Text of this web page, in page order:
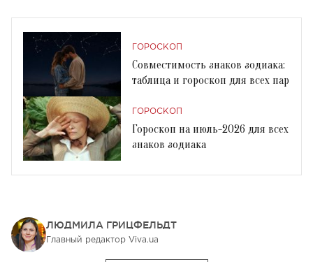
ГОРОСКОП
Совместимость знаков зодиака:
таблица и гороскоп для всех пар
ГОРОСКОП
Гороскоп на июль-2026 для всех
знаков зодиака
ЛЮДМИЛА ГРИЦФЕЛЬДТ
Главный редактор Viva.ua